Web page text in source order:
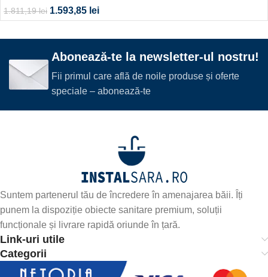
1.811,19lei 1.593,85 lei
Abonează-te la newsletter-ul nostru!
Fii primul care află de noile produse și oferte
speciale – abonează-te
Suntem partenerul tău de încredere în amenajarea băii. Îți
punem la dispoziție obiecte sanitare premium, soluții
funcționale și livrare rapidă oriunde în țară.
Link-uri utile
Categorii